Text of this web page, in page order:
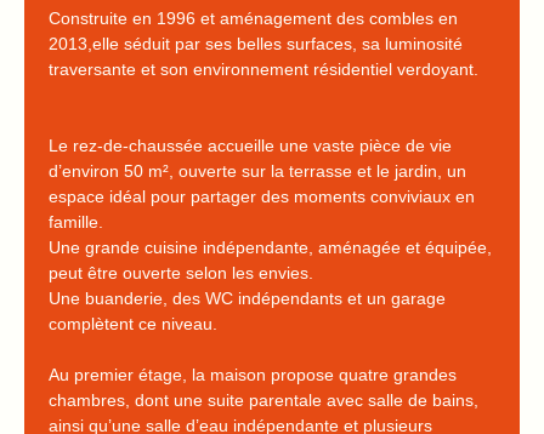
Construite en 1996 et aménagement des combles en
2013,elle séduit par ses belles surfaces, sa luminosité
traversante et son environnement résidentiel verdoyant.
Le rez-de-chaussée accueille une vaste pièce de vie
d’environ 50 m², ouverte sur la terrasse et le jardin, un
espace idéal pour partager des moments conviviaux en
famille.
Une grande cuisine indépendante, aménagée et équipée,
peut être ouverte selon les envies.
Une buanderie, des WC indépendants et un garage
complètent ce niveau.
Au premier étage, la maison propose quatre grandes
chambres, dont une suite parentale avec salle de bains,
ainsi qu’une salle d’eau indépendante et plusieurs